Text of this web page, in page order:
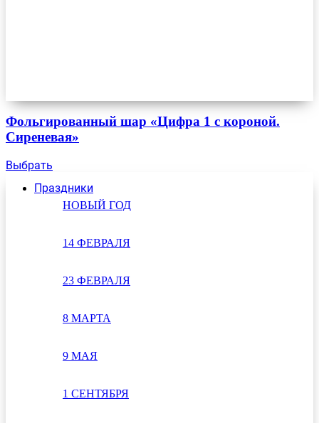
Праздники
НОВЫЙ ГОД
14 ФЕВРАЛЯ
23 ФЕВРАЛЯ
8 МАРТА
9 МАЯ
1 СЕНТЯБРЯ
Фольгированный шар «Цифра 1 с короной.
Сиреневая»
Выбрать